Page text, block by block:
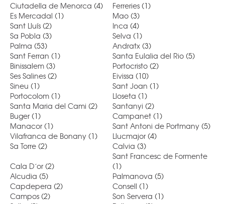
Ciutadella de Menorca (4) Ferreries (1)
Es Mercadal (1) Mao (3)
Sant Lluís (2) Inca (4)
Sa Pobla (3) Selva (1)
Palma (53) Andratx (3)
Sant Ferran (1) Santa Eulalia del Rio (5)
Binissalem (3) Portocristo (2)
Ses Salines (2) Eivissa (10)
Sineu (1) Sant Joan (1)
Portocolom (1) Lloseta (1)
Santa Maria del Cami (2) Santanyi (2)
Buger (1) Campanet (1)
Manacor (1) Sant Antoni de Portmany (5)
Vilafranca de Bonany (1) Llucmajor (4)
Sa Torre (2) Calvia (3)
Cala D´or (2)
Sant Francesc de Formente
(1)
Alcudia (5) Palmanova (5)
Capdepera (2) Consell (1)
Campos (2) Son Servera (1)